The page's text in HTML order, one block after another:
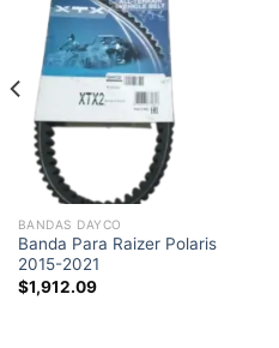
BANDAS DAYCO
Banda Para Raizer Polaris
2015-2021
$1,912.09